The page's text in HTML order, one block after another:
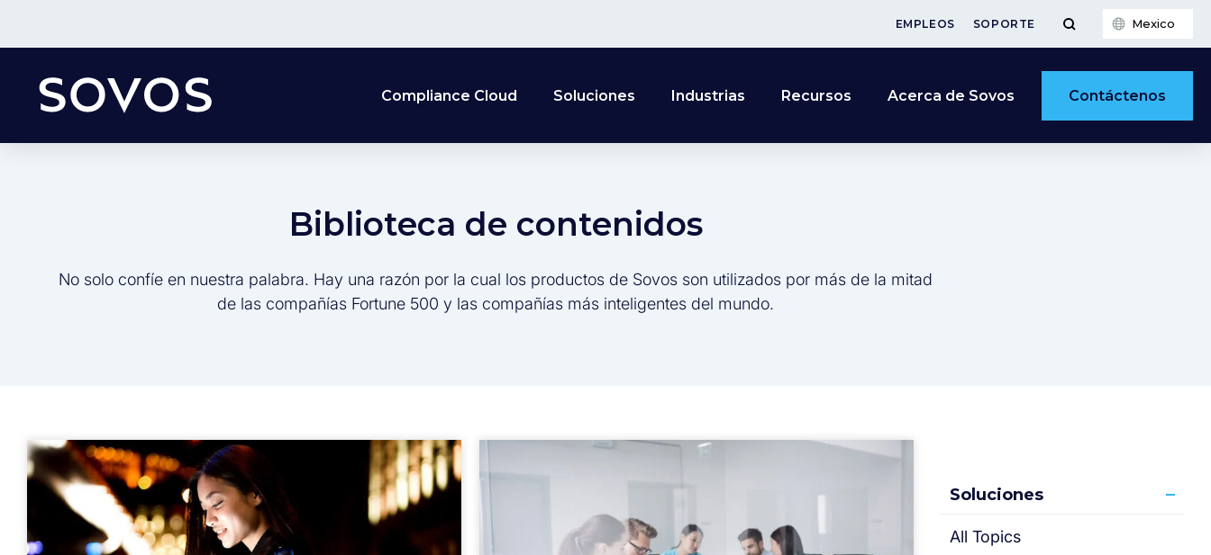
EMPLEOS SOPORTE Mexico
Compliance Cloud Soluciones Industrias Recursos Acerca de Sovos Contáctenos
Biblioteca de contenidos
No solo confíe en nuestra palabra. Hay una razón por la cual los productos de Sovos son utilizados por más de la mitad
de las compañías Fortune 500 y las compañías más inteligentes del mundo.
Soluciones
All Topics